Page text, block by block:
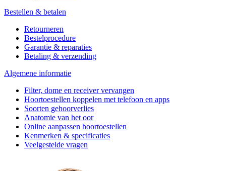
Bestellen & betalen
Retourneren
Bestelprocedure
Garantie & reparaties
Betaling & verzending
Algemene informatie
Filter, dome en receiver vervangen
Hoortoestellen koppelen met telefoon en apps
Soorten gehoorverlies
Anatomie van het oor
Online aanpassen hoortoestellen
Kenmerken & specificaties
Veelgestelde vragen